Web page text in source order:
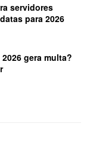
servidores
para 2026
gera multa?